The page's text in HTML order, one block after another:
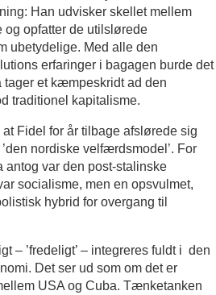
Han udvisker skellet mellem
og opfatter de utilslørede
ubetydelige. Med alle den
erfaringer i bagagen burde det
et kæmpeskridt ad den
traditionel kapitalisme.
Fidel for år tilbage afslørede sig
nordiske velfærdsmodel’. For
antog var den post-stalinske
socialisme, men en opsvulmet,
hybrid for overgang til
– ’fredeligt’ – integreres fuldt i den
Det ser ud som om det er
USA og Cuba. Tænketanken